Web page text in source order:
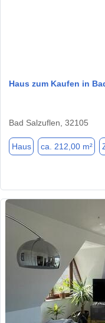
Haus zum Kaufen in
Bad Salzuflen, 32105
Haus ca. 212,00 m²